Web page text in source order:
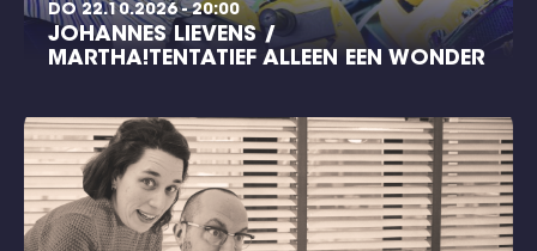
DO 22.10.2026 - 20:00
JOHANNES LIEVENS /
MARTHA!TENTATIEF ALLEEN EEN WONDER